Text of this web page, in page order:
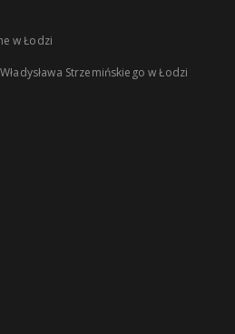
w Łodzi
Strzemińskiego w Łodzi